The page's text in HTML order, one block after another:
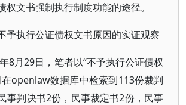
权文书强制执行制度功能的途径。
予执行公证债权文书原因的实证观察
8月29日，笔者以“不予执行公证债权
openlaw数据库中检索到113份裁判
事判决书2份，民事裁定书2份，民事